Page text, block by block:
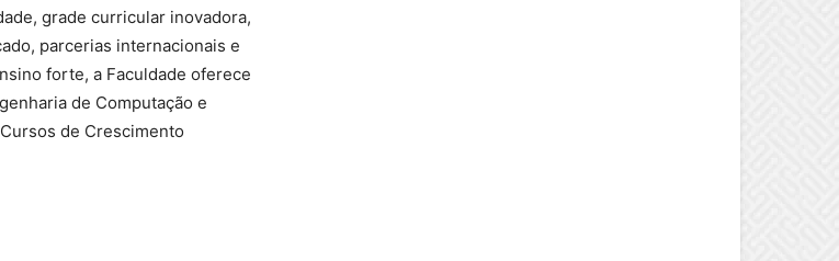
grade curricular inovadora,
parcerias internacionais e
forte, a Faculdade oferece
de Computação e
de Crescimento